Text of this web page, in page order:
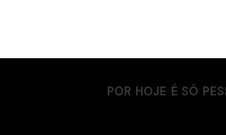
POR HOJE É SÓ